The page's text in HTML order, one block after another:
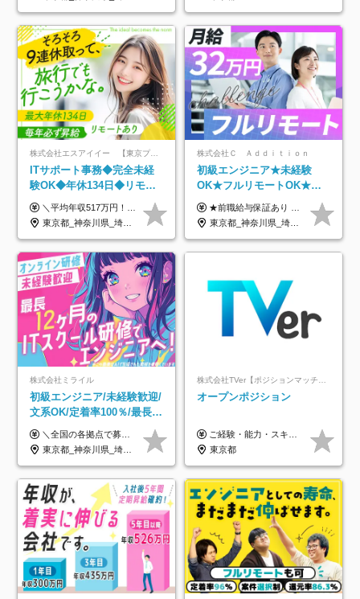
件多数
株式会社エスアイイー 【東京プロマーケット上場】
ITサポート事務◆完全未経
験OK◆年休134日◆リモー
トOK◆残業月7h以下◆賞与
年3回◆5年目まで必ず昇給
＼平均年収517万円！入社5年目まで毎年必ず昇給／ ■賞与年3回 ■年収800万円以上も可 ■入社3年以上の平均年収469.2万円 月給23万2000円以上＋賞与年3回＋各種手当 ☆入社5年目まで最大1万5000円の定期昇給を確約 ┃各種手当充実 ・規定の資格を取得すれば、2000円～5万円を毎月支給（2万4000円～60万円／年） ・研修中に取得した取得率95％の資格でも研修後の給料UP ※月給は年齢・経験・能力を考慮して、優遇いたします ※上記月給金額は固定残業代（20時間/3万1300円円以上）を含み、超過分は別途支給いたします ※試用期間（6ヶ月）は月給に変動はありますが、その他待遇に差異はありません ├入社後1ヶ月～3ヶ月間は、月給20万1900円となります └上記金額は固定残業代（10時間／1万6000円）を含み、超過分は別途支給いたします
東京都_神奈川県_埼玉県_千葉県_大阪府_愛知県_北海道_青森県_岩手県_宮城県_秋田県_山形県_福島県_茨城県_栃木県_群馬県_新潟県_山梨県_長野県_富山県_石川県_福井県_静岡県_岐阜県_三重県_兵庫県_京都府_滋賀県_奈良県_和歌山県_広島県_岡山県_鳥取県_島根県_山口県_徳島県_香川県_愛媛県_高知県_福岡県_熊本県_佐賀県_長崎県_大分県_宮崎県_鹿児島県_沖縄県
株式会社Ｃ Ａｄｄｉｔｉｏｎ
初級エンジニア★未経験
OK★フルリモートOK★月
給32万円～★残業月10h＆
年休120日以上★副業可
★前職給与保証あり ★月給32万円以上＋インセンティブあり 月給32万円以上＋インセンティブ＋各種手当 ※上記には固定残業代（月30時間・44,400円～）を含みます ※超過分は別途支給します ※試用期間はございません ★＼成果＝あなたの収入／★ 【1】案件単価ー8万円＝あなたの給与 参画したプロジェクトの案件単価から 一律8万円引いた金額があなたの給与です！ （月給例） ■1人称での構築・小規模な詳細設計 案件単価55万円ー8万円＝月給47万円（還元率85.5%） ■大型案件の設計・構築やプロジェクト管理 案件単価90万円ー8万円＝月給82万円（還元率91.1%） ‥‥‥‥‥‥‥‥‥‥‥‥‥‥‥‥‥‥ 【2】月給の他にも豊富なインセンティブあり 全員が月3～13万円のインセンティブをゲットしています！ ≪インセンティブ制度≫ 稼働している現場で増員・交代が発生し、 当社の人員を配属が決定した際に支給。 ◇C Addition正社員が参画 ：実粗利の10%／毎月 ◇協力会社所属の社員が参画：実粗利の30%／毎月 ≪リファラル制度≫ あなたの知り合いが当社のメンバーになった際に、 毎月1人あたり2万円支給します◎ ‥‥‥‥‥‥‥‥‥‥‥‥‥‥‥‥‥‥
東京都_神奈川県_埼玉県_千葉県_大阪府_愛知県_北海道_青森県_岩手県_宮城県_秋田県_山形県_福島県_茨城県_栃木県_群馬県_新潟県_山梨県_長野県_富山県_石川県_福井県_静岡県_岐阜県_三重県_兵庫県_京都府_滋賀県_奈良県_和歌山県_広島県_岡山県_鳥取県_島根県_山口県_徳島県_香川県_愛媛県_高知県_福岡県_熊本県_佐賀県_長崎県_大分県_宮崎県_鹿児島県_沖縄県
株式会社ミライル
初級エンジニア/未経験歓迎/
文系OK/定着率100％/最長1
年の自社ITスクール研修あ
り/年休130日
＼全国の各拠点で募集中！／ 給与は以下の通り、勤務地により異なります。 札幌：月給23万円～27万円 仙台：月給22万円～26万円 新潟：月給22万円～26万円 東京：月給26万円～30万円 大阪：月給24万円～29万円 福岡：月給23.5万円～27万円 沖縄：月給21万円～26万円 ◎給与は知識や経験を考慮して決定します。 ◎残業は別途全額支給します。 ◎試用期間12カ月あり（給与は以下の通りです。その他条件に変更はありません） （試用期間の給与） 札幌：月給18.6万円～ 仙台：月給19万円～ 新潟：月給18万円～ 東京：月給22万円～ 大阪：月給20.8万円～ 福岡：月給19万円～ 沖縄：月給18万円～
東京都_神奈川県_埼玉県_千葉県_大阪府_愛知県_北海道_青森県_岩手県_宮城県_秋田県_山形県_福島県_茨城県_栃木県_群馬県_新潟県_山梨県_長野県_富山県_石川県_福井県_静岡県_岐阜県_三重県_兵庫県_京都府_滋賀県_奈良県_和歌山県_広島県_岡山県_鳥取県_島根県_山口県_徳島県_香川県_愛媛県_高知県_福岡県_熊本県_佐賀県_長崎県_大分県_宮崎県_鹿児島県_沖縄県
株式会社TVer【ポジションマッチ登録】
オープンポジション
ご経験・能力・スキル等により、当社基準にて優遇・相談のうえ決定いたします。
東京都